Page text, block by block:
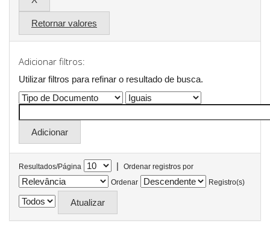
Retornar valores
Adicionar filtros:
Utilizar filtros para refinar o resultado de busca.
Resultados/Página |
Ordenar registros por
Ordenar
Registro(s)